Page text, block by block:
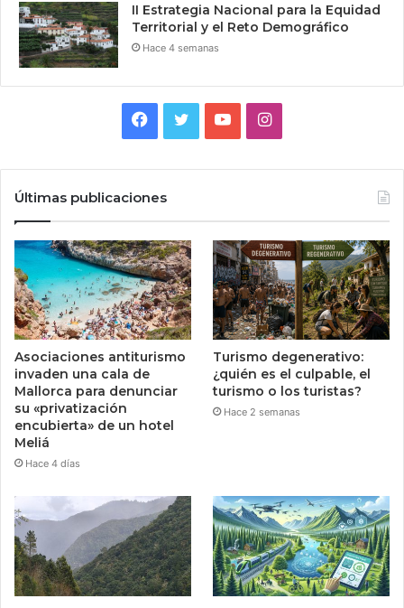
II Estrategia Nacional para la Equidad
Territorial y el Reto Demográfico
Hace 4 semanas
Facebook
TwitterYouTubeInstagram
Últimas publicaciones
Asociaciones antiturismo
invaden una cala de
Mallorca para denunciar
su «privatización
encubierta» de un hotel
Meliá
Hace 4 días
Turismo degenerativo:
¿quién es el culpable, el
turismo o los turistas?
Hace 2 semanas